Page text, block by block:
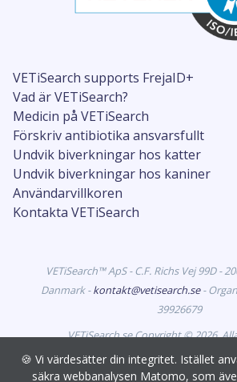
VETiSearch supports FrejaID+
Vad är VETiSearch?
Medicin på VETiSearch
Förskriv antibiotika ansvarsfullt
Undvik biverkningar hos katter
Undvik biverkningar hos kaniner
Användarvillkoren
Kontakta VETiSearch
VETiSearch™ ApS - C.F. Richs Vej 99D -
Danmark -kontakt@vetisearch.se-
39926679
VETiSearch.se Copyright © 2026.
förbehållna. VETiSearch innehåller
veterinärmedicinska läkemedel som
🍪 Vi värdesätter din integritet. Istället
säkra webbanalysen Matomo, som